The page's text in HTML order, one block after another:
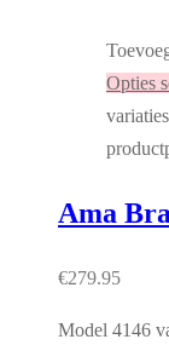
Opties
Ama
€279.95
Model 4146